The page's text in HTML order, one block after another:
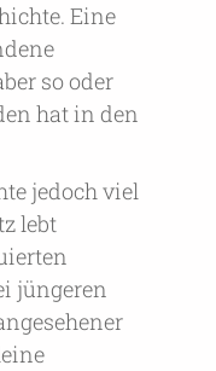
Eine
so oder
hat in den
jedoch viel
lebt
jüngeren